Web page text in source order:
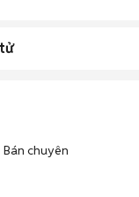
Bán chuyên